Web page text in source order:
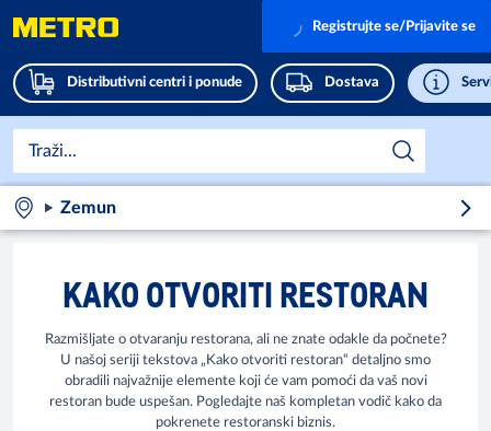
Distributivni centri i ponude Dostava
Registrujte se/Prijavite se
Zemun
KAKO OTVORITI RESTORAN
Razmišljate o otvaranju restorana, ali ne znate odakle da počnete?
U našoj seriji tekstova „Kako otvoriti restoran“ detaljno smo
obradili najvažnije elemente koji će vam pomoći da vaš novi
restoran bude uspešan. Pogledajte naš kompletan vodič kako da
pokrenete restoranski biznis.